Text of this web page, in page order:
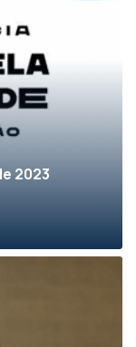
2023